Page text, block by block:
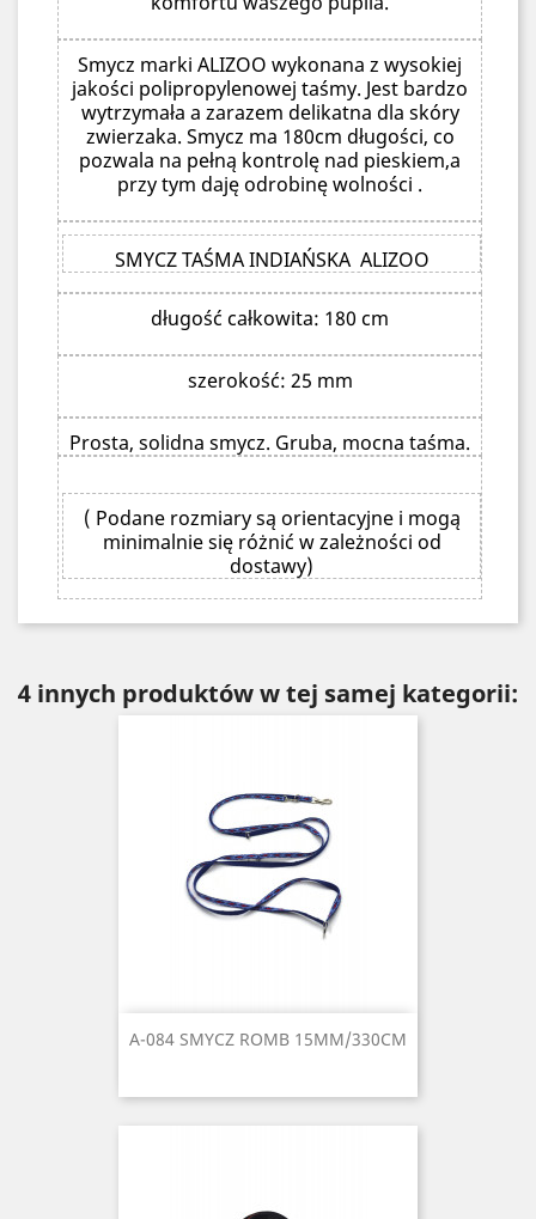
Smycz marki ALIZOO wykonana z wysokiej
jakości polipropylenowej taśmy. Jest bardzo
wytrzymała a zarazem delikatna dla skóry
zwierzaka. Smycz ma 180cm długości, co
pozwala na pełną kontrolę nad pieskiem,a
przy tym daję odrobinę wolności .
SMYCZ TAŚMA INDIAŃSKA ALIZOO
długość całkowita: 180 cm
szerokość: 25 mm
Prosta, solidna smycz. Gruba, mocna taśma.
( Podane rozmiary są orientacyjne i mogą
minimalnie się różnić w zależności od
dostawy)
4 innych produktów w tej samej kategorii:
A-084 SMYCZ ROMB 15MM/330CM